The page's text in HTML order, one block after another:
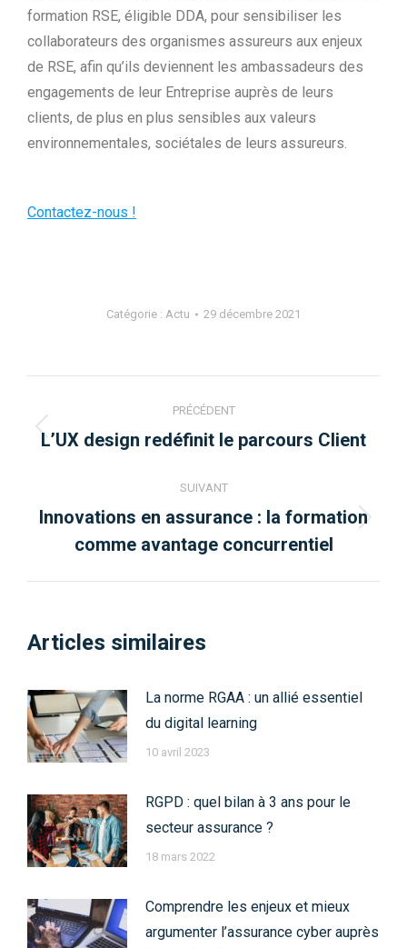
formation RSE, éligible DDA, pour sensibiliser les
collaborateurs des organismes assureurs aux enjeux
de RSE, afin qu’ils deviennent les ambassadeurs des
engagements de leur Entreprise auprès de leurs
clients, de plus en plus sensibles aux valeurs
environnementales, sociétales de leurs assureurs.
Contactez-nous !
Catégorie : Actu 29 décembre 2021
article
PRÉCÉDENT
Article
:
L’UX design redéfinit le parcours Client
SUIVANT
Article
suivant
:
Innovations en assurance : la formation
comme avantage concurrentiel
Articles similaires
La norme RGAA : un allié essentiel
du digital learning
10 avril 2023
RGPD : quel bilan à 3 ans pour le
secteur assurance ?
18 mars 2022
Comprendre les enjeux et mieux
argumenter l’assurance cyber auprès